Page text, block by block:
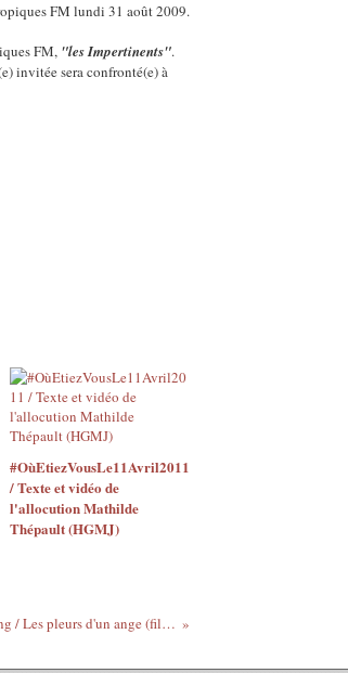
FM lundi 31 août 2009.
FM, "les Impertinents".
invitée sera confronté(e) à
#OùEtiezVousLe11Avril2011
/ Texte et vidéo de
l'allocution Mathilde
Thépault (HGMJ)
Réveillon sampling / Les pleurs d'un ange (film nigerian soft mais pervers)